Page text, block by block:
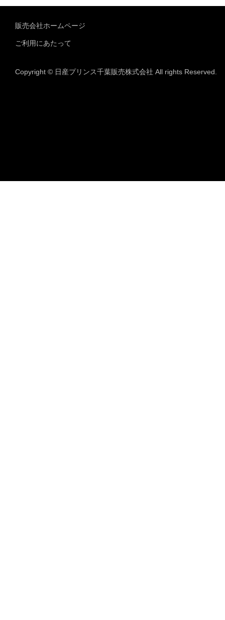
販売会社ホームページ
ご利用にあたって
Copyright © 日産プリンス千葉販売株式会社 All rights Reserved.